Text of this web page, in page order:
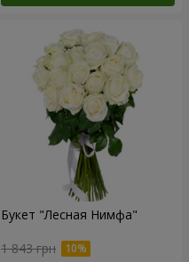
Букет "Лесная Нимфа"
1 843 грн